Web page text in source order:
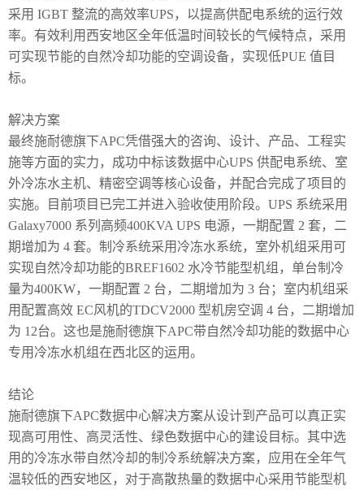
采用 IGBT 整流的高效率UPS ，以提高供配电系统的运行效
率。 有效利用西安地区全年低温时间较长的气候特点，采用
可实现节能的自然冷却功能的空调设备， 实现低PUE 值目
标。
解决方案
最终施耐德旗下APC凭借强大的咨询、设计、产品、工程实
施等方面的实力，成功中标该数据中心UPS 供配电系统、室
外冷冻水主机、精密空调等核心设备，并配合完成了项目的
实施。目前项目已完工并进 入验收使用阶段。 UPS 系统采用
Galaxy7000 系列高频400KVA UPS 电源，一期配置 2 套，二
期增加为 4 套。 制冷系统采用冷冻水系统，室外机组采用可
实现自然冷却功能的BREF1602 水冷节能型机组，单台制冷
量为400KW，一期配置 2 台，二期增加为 3 台；室内机组采
用配置高效 EC风机的TDCV2000 型机房空调 4 台，二期增加
为 12台。 这也是施耐德旗下APC带自然冷却功能的数据中心
专用冷冻水机组在西北区的运用。
结论
施耐德旗下APC数据中心解决方案从设计到产品可以真正实
现高可用性、高灵活性、绿色数据中心的建设目标。其中选
用的冷冻水带自然冷却的制冷系统解决方案，应用在全年气
温较低的西安地区，对于高散热量的数据中心采用节能型机